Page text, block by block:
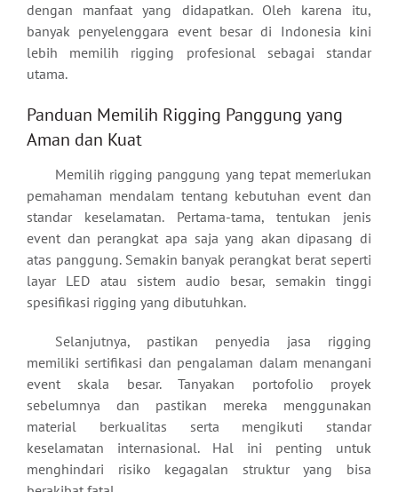
dengan manfaat yang didapatkan. Oleh karena itu,
banyak penyelenggara event besar di Indonesia kini
lebih memilih rigging profesional sebagai standar
utama.
Panduan Memilih Rigging Panggung yang
Aman dan Kuat
Memilih rigging panggung yang tepat memerlukan
pemahaman mendalam tentang kebutuhan event dan
standar keselamatan. Pertama-tama, tentukan jenis
event dan perangkat apa saja yang akan dipasang di
atas panggung. Semakin banyak perangkat berat seperti
layar LED atau sistem audio besar, semakin tinggi
spesifikasi rigging yang dibutuhkan.
Selanjutnya, pastikan penyedia jasa rigging
memiliki sertifikasi dan pengalaman dalam menangani
event skala besar. Tanyakan portofolio proyek
sebelumnya dan pastikan mereka menggunakan
material berkualitas serta mengikuti standar
keselamatan internasional. Hal ini penting untuk
menghindari risiko kegagalan struktur yang bisa